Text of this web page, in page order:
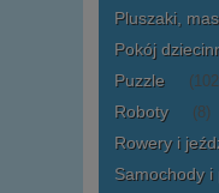
Pluszaki,
Pokój
Puzzle
Roboty (8)
Rowery i
Samochody i